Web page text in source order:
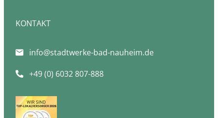
KONTAKT
info@stadtwerke-bad-nauheim.de
+49 (0) 6032 807-888